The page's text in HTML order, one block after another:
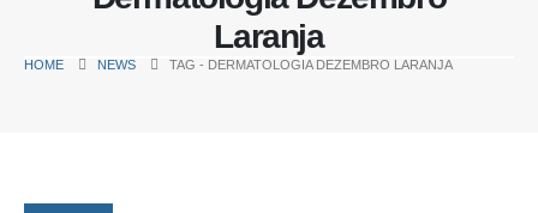
Laranja
HOME NEWS TAG - DERMATOLOGIA DEZEMBRO LARANJA